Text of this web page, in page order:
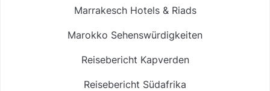
Marrakesch Hotels & Riads
Marokko Sehenswürdigkeiten
Reisebericht Kapverden
Reisebericht Südafrika